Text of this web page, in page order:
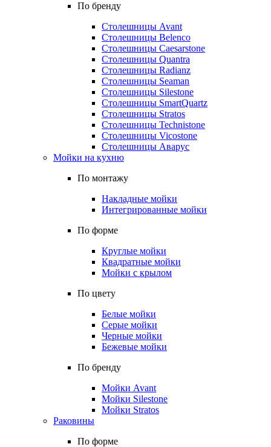
По бренду
Столешницы Avant
Столешницы Belenco
Столешницы Caesarstone
Столешницы Quantra
Столешницы Radianz
Столешницы Seaman
Столешницы Silestone
Столешницы SmartQuartz
Столешницы Stratos
Столешницы Technistone
Столешницы Vicostone
Столешницы Аварус
Мойки на кухню
По монтажу
Накладные мойки
Интегрированные мойки
По форме
Круглые мойки
Квадратные мойки
Мойки с крылом
По цвету
Белые мойки
Серые мойки
Черные мойки
Бежевые мойки
По бренду
Мойки Avant
Мойки Silestone
Мойки Stratos
Раковины
По форме